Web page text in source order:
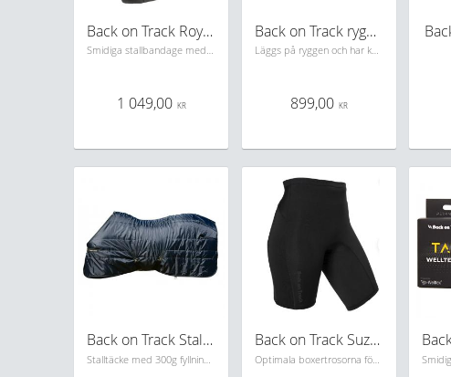
Back on Track Royal Quick Wraps
1 049,00 KR
Back on Track ryggvärmare
Läggs på ryggen och har kardborreband och öglor för fäste i eget täcke
899,00 KR
Back on Track Stalltäcke 300g Back on Track Suzy Boxertrosa
Optimala boxertrosorna för vardag och träning. Trosorna har ingen innerbenssöm för att undvika skav, hög midja, mjukt och elastiskt material. Svarta.